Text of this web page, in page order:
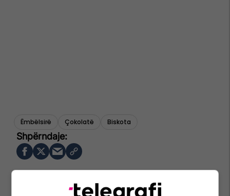
Ëmbëlsirë Çokolatë Biskota